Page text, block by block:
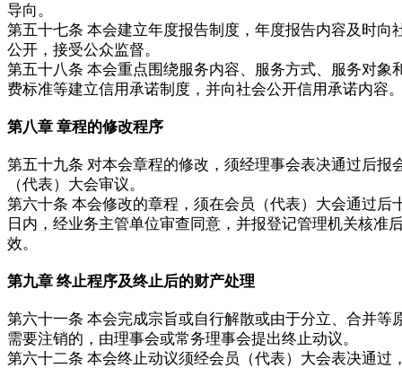
导向。
第五十七条 本会建立年度报告制度，年度报告内容及时向
公开，接受公众监督。
第五十八条 本会重点围绕服务内容、服务方式、服务对象
费标准等建立信用承诺制度，并向社会公开信用承诺内容
第八章 章程的修改程序
第五十九条 对本会章程的修改，须经理事会表决通过后报
（代表）大会审议。
第六十条 本会修改的章程，须在会员（代表）大会通过后
日内，经业务主管单位审查同意，并报登记管理机关核准
效。
第九章 终止程序及终止后的财产处理
第六十一条 本会完成宗旨或自行解散或由于分立、合并等
需要注销的，由理事会或常务理事会提出终止动议。
第六十二条 本会终止动议须经会员（代表）大会表决通过